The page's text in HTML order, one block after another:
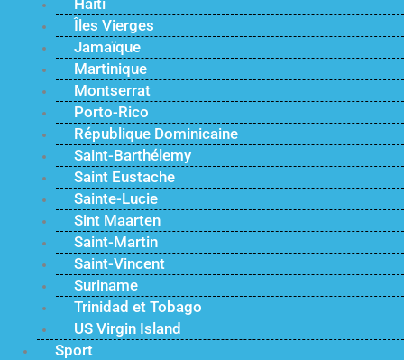
Îles Vierges
Jamaïque
Martinique
Montserrat
Porto-Rico
République Dominicaine
Saint-Barthélemy
Saint Eustache
Sainte-Lucie
Sint Maarten
Saint-Martin
Saint-Vincent
Suriname
Trinidad et Tobago
US Virgin Island
Sport